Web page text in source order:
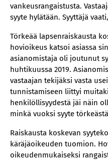
vankeusrangaistusta.
syyte hylätään. Syyttäjä
Törkeää lapsenraiskausta
hovioikeus katsoi asiassa
asianomistaja oli joutunut
huhtikuussa 2019.
vastaajan tekijäksi vasta
tunnistamiseen liittyi
henkilöllisyydestä jäi näin
minkä vuoksi syyte
Raiskausta koskevan
käräjäoikeuden tuomion.
oikeudenmukaiseksi